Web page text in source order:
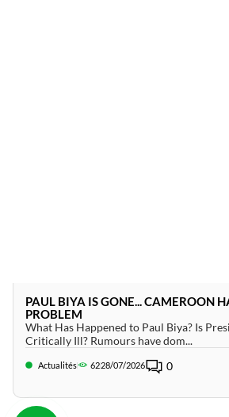
PAUL BIYA IS GONE... CAMEROON
PROBLEM
What Has Happened to Paul Biya? Is
Critically Ill? Rumours have dom...
Actualités 6228/07/2026 0